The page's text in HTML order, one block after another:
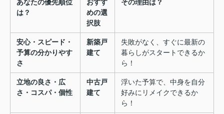
あなたの優先順位
は？
おすす
めの選
択肢
その理由は？
安心・スピード・
予算の分かりやす
さ
新築戸
建て
失敗がなく、すぐに最新の
暮らしがスタートできるか
ら！
立地の良さ・広
さ・コスパ・個性
中古戸
建て
浮いた予算で、中身を自分
好みにリメイクできるか
ら！